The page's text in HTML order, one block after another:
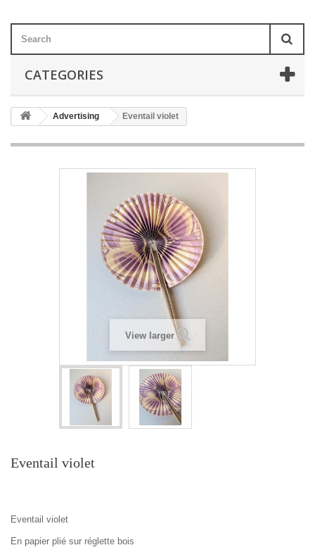
CATEGORIES
Advertising Eventail violet
View larger
Eventail violet
Eventail violet
En papier plié sur réglette bois